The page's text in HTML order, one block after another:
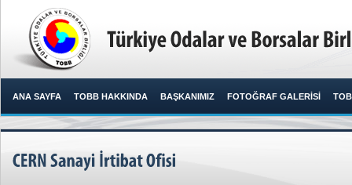
ANA SAYFA TOBB HAKKINDA BAŞKANIMIZ FOTOĞRAF GALERİSİ